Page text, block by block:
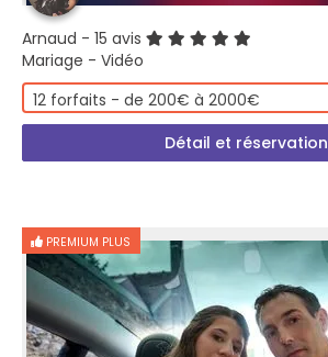
Arnaud - 15 avis
Mariage - Vidéo
12 forfaits - de 200€ à 2000€
Détail et réservation
PREMIUM PLUS